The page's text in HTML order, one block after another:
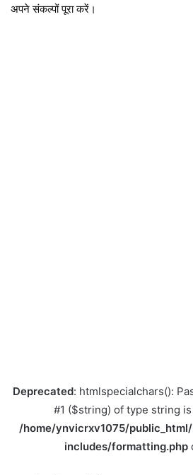
अपने संकल्पों पूरा करें।
Deprecated: htmlspecialchars():
#1 ($string) of type string
/home/ynvicrxv1075/
includes/formatting.php